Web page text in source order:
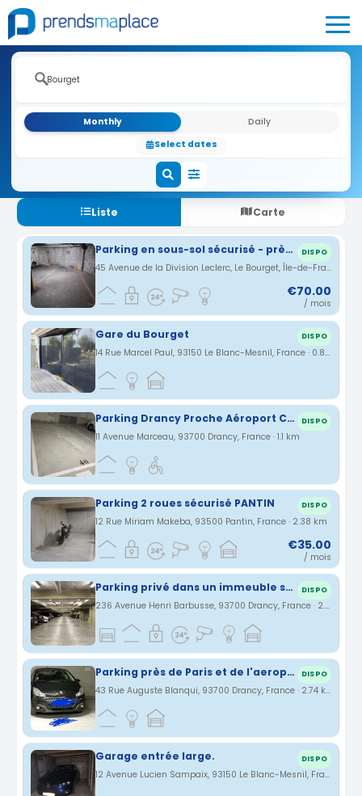
Monthly
Daily
Select dates
Liste Carte
Parking en sous-sol sécurisé - près de la gare du Bourget DISPO
45 Avenue de la Division Leclerc, Le Bourget, Île-de-France, France · 0.29 km
€70.00
/ mois
Gare du Bourget DISPO
14 Rue Marcel Paul, 93150 Le Blanc-Mesnil, France · 0.8 km
Parking Drancy Proche Aéroport CDG DISPO
11 Avenue Marceau, 93700 Drancy, France · 1.1 km
Parking 2 roues sécurisé PANTIN DISPO
12 Rue Miriam Makeba, 93500 Pantin, France · 2.38 km
€35.00
/ mois
Parking privé dans un immeuble sécurisé 6 minutes de la gare de Drancy DISPO
236 Avenue Henri Barbusse, 93700 Drancy, France · 2.69 km
Parking près de Paris et de l'aeroport Charles de Gaule DISPO
43 Rue Auguste Blanqui, 93700 Drancy, France · 2.74 km
Garage entrée large. DISPO
12 Avenue Lucien Sampaix, 93150 Le Blanc-Mesnil, France · 2.89 km